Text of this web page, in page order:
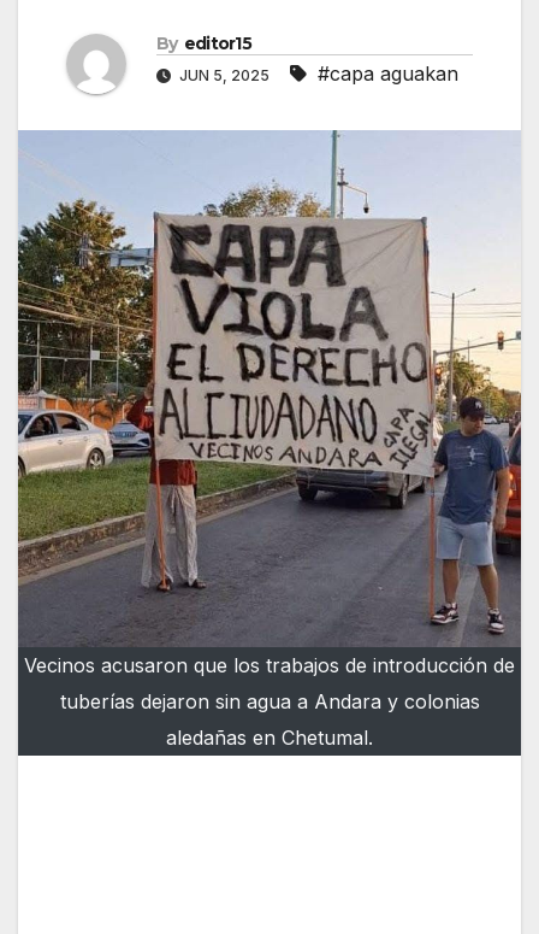
By editor15
JUN 5, 2025 #capa aguakan
Vecinos acusaron que los trabajos de introducción de
tuberías dejaron sin agua a Andara y colonias
aledañas en Chetumal.